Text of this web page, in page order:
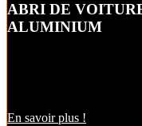
ABRI DE
ALUMINIUM
En savoir plus !